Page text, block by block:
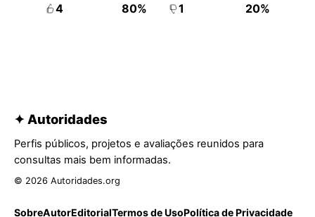
4 80% 1 20%
✦ Autoridades
Perfis públicos, projetos e avaliações reunidos para
consultas mais bem informadas.
© 2026 Autoridades.org
SobreAutorEditorialTermos de UsoPolítica de Privacidade